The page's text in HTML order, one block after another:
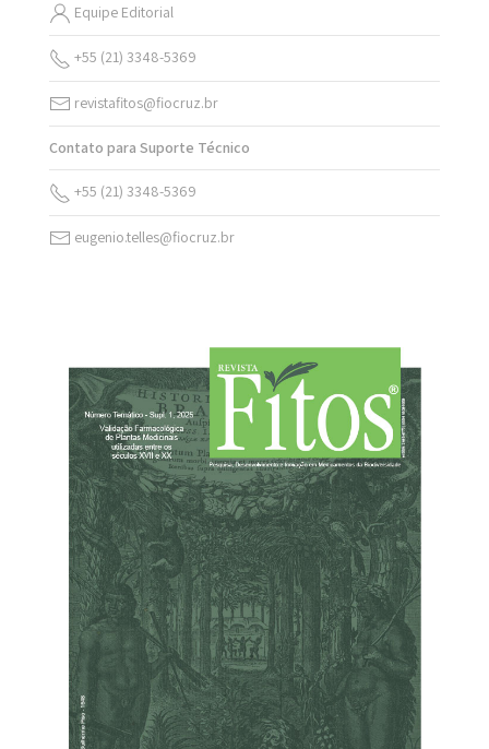
Equipe Editorial
+55 (21) 3348-5369
revistafitos@fiocruz.br
Contato para Suporte Técnico
+55 (21) 3348-5369
eugenio.telles@fiocruz.br